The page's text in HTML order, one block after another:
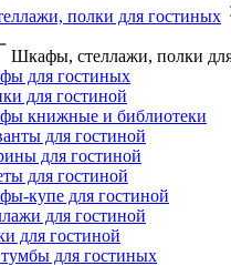
полки для гостиных
Шкафы, стеллажи, полки
для гостиных
для гостиной
книжные и библиотеки
для гостиной
для гостиной
для гостиной
купе для гостиной
для гостиной
для гостиной
для гостиных